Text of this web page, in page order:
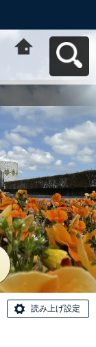
ー ざまっとへ
読み上げ設定